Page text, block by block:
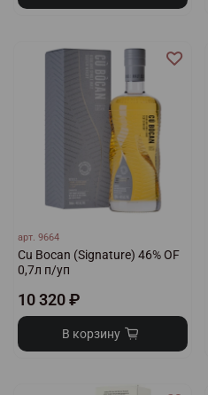
арт.9664
Cu Bocan (Signature) 46% OF
0,7л п/уп
10 320 ₽
В корзину